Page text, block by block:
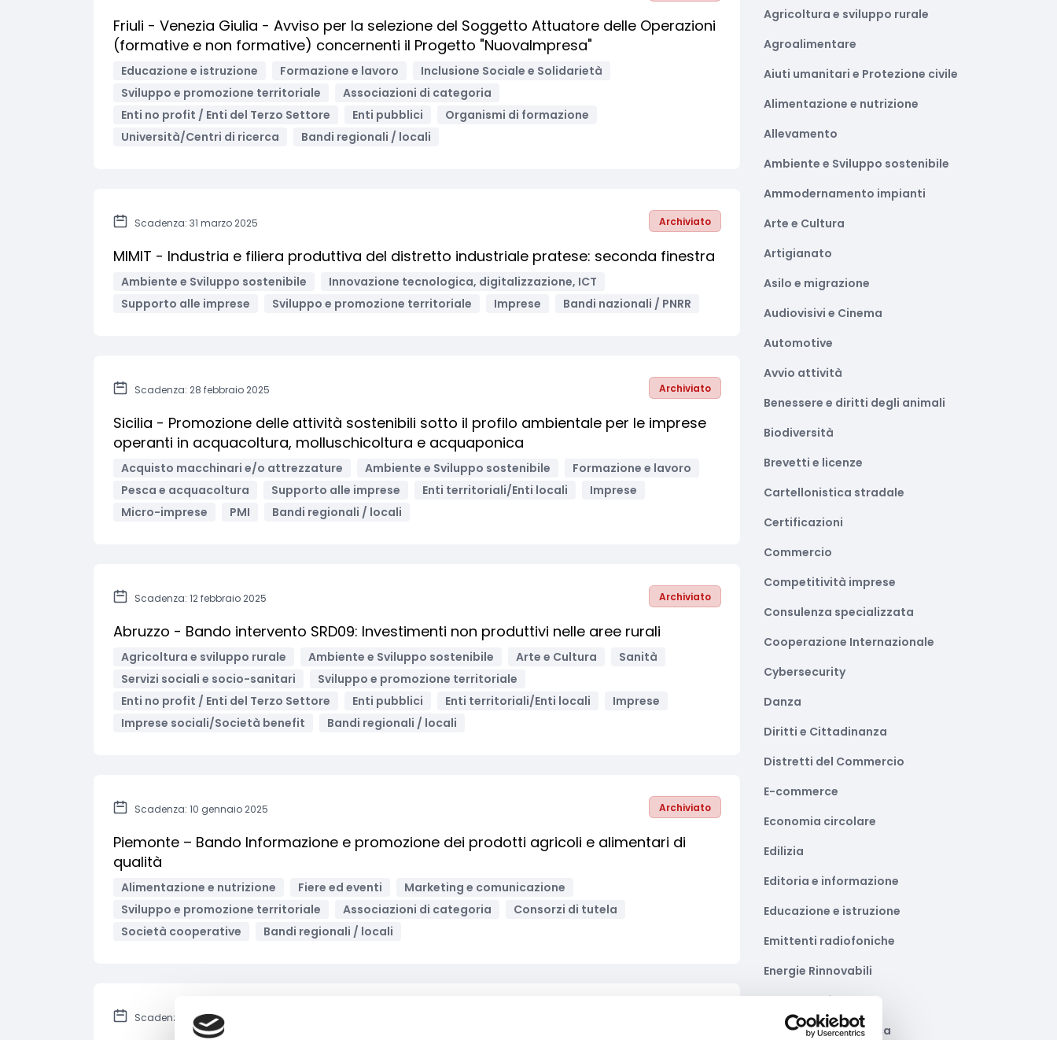
Friuli - Venezia Giulia - Avviso per la selezione del Soggetto Attuatore delle Operazioni
(formative e non formative) concernenti il Progetto "NuovaImpresa"
Educazione e istruzione Formazione e lavoro
Inclusione Sociale e Solidarietà
Sviluppo e promozione territoriale
Associazioni di categoria
Enti no profit / Enti del Terzo Settore
Enti pubblici
Organismi di formazione
Università/Centri di ricerca
Bandi regionali / locali
Scadenza: 31 marzo 2025 Archiviato
MIMIT - Industria e filiera produttiva del distretto industriale pratese: seconda finestra
Ambiente e Sviluppo sostenibile
Innovazione tecnologica, digitalizzazione, ICT
Supporto alle imprese
Sviluppo e promozione territoriale Imprese Bandi nazionali / PNRR
Scadenza: 28 febbraio 2025 Archiviato
Sicilia - Promozione delle attività sostenibili sotto il profilo ambientale per le imprese
operanti in acquacoltura, molluschicoltura e acquaponica
Acquisto macchinari e/o attrezzature Ambiente e Sviluppo sostenibile
Formazione e lavoro
Pesca e acquacoltura
Supporto alle imprese Enti territoriali/Enti locali
Imprese
Micro-imprese
PMI Bandi regionali / locali
Scadenza: 12 febbraio 2025 Archiviato
Abruzzo - Bando intervento SRD09: Investimenti non produttivi nelle aree rurali
Agricoltura e sviluppo rurale Ambiente e Sviluppo sostenibile Arte e Cultura
Sanità
Servizi sociali e socio-sanitari
Sviluppo e promozione territoriale
Enti no profit / Enti del Terzo Settore
Enti pubblici Enti territoriali/Enti locali
Imprese
Imprese sociali/Società benefit
Bandi regionali / locali
Scadenza: 10 gennaio 2025 Archiviato
Piemonte – Bando Informazione e promozione dei prodotti agricoli e alimentari di
qualità
Alimentazione e nutrizione Fiere ed eventi
Marketing e comunicazione
Sviluppo e promozione territoriale
Associazioni di categoria
Consorzi di tutela
Società cooperative
Bandi regionali / locali
Scadenza: 1 dicembre 2024
Agricoltura e sviluppo rurale
Agroalimentare
Aiuti umanitari e Protezione civile
Alimentazione e nutrizione
Allevamento
Ambiente e Sviluppo sostenibile
Ammodernamento impianti
Arte e Cultura
Artigianato
Asilo e migrazione
Audiovisivi e Cinema
Automotive
Avvio attività
Benessere e diritti degli animali
Biodiversità
Brevetti e licenze
Cartellonistica stradale
Certificazioni
Commercio
Competitività imprese
Consulenza specializzata
Cooperazione Internazionale
Cybersecurity
Danza
Diritti e Cittadinanza
Distretti del Commercio
E-commerce
Economia circolare
Edilizia
Editoria e informazione
Educazione e istruzione
Emittenti radiofoniche
Energie Rinnovabili
Farmaceutico
Farmacia e/o chimica